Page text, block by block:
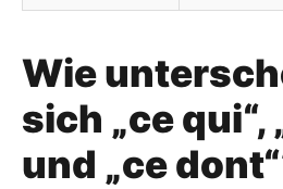
Wie
sich „ce qui“,
und „ce